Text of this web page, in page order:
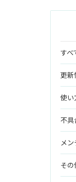
すべ
更新
使い
不具
メ
そ